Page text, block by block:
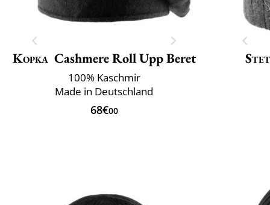
Kopka Cashmere Roll Upp Beret
100% Kaschmir
Made in Deutschland
68€00